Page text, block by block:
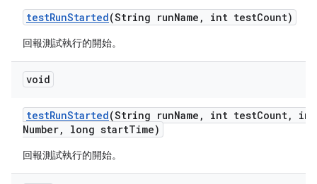
testRunStarted(String runName , int testCount)
回報測試執行的開始。
void
testRunStarted(String runName , int testCount,
int
Number, long startTime)
回報測試執行的開始。